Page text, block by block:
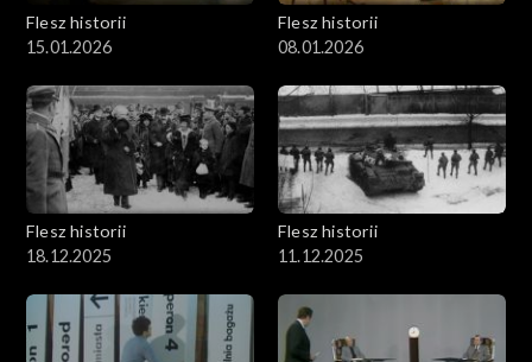
Flesz historii
15.01.2026
Flesz historii
08.01.2026
Flesz historii
18.12.2025
Flesz historii
11.12.2025